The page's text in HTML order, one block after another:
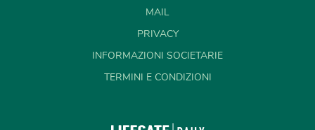
MAIL
PRIVACY
INFORMAZIONI SOCIETARIE
TERMINI E CONDIZIONI